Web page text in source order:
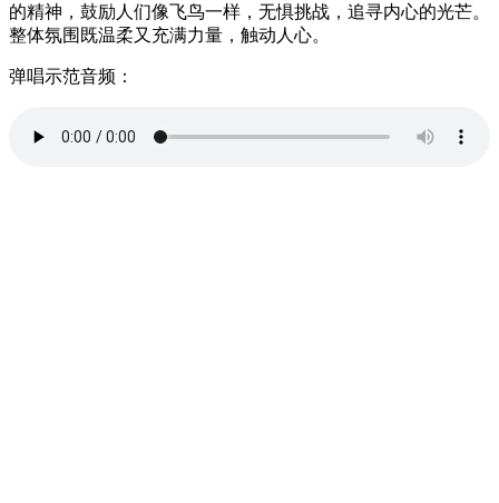
的精神，鼓励人们像飞鸟一样，无惧挑战，追寻内心的光芒。
整体氛围既温柔又充满力量，触动人心。
弹唱示范音频：